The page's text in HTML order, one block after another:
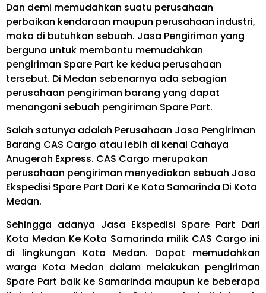
Dan demi memudahkan suatu perusahaan
perbaikan kendaraan maupun perusahaan industri,
maka di butuhkan sebuah. Jasa Pengiriman yang
berguna untuk membantu memudahkan
pengiriman Spare Part ke kedua perusahaan
tersebut. Di Medan sebenarnya ada sebagian
perusahaan pengiriman barang yang dapat
menangani sebuah pengiriman Spare Part.
Salah satunya adalah Perusahaan Jasa Pengiriman
Barang CAS Cargo atau lebih di kenal Cahaya
Anugerah Express. CAS Cargo merupakan
perusahaan pengiriman menyediakan sebuah Jasa
Ekspedisi Spare Part Dari Ke Kota Samarinda Di Kota
Medan.
Sehingga adanya Jasa Ekspedisi Spare Part Dari
Kota Medan Ke Kota Samarinda milik CAS Cargo ini
di lingkungan Kota Medan. Dapat memudahkan
warga Kota Medan dalam melakukan pengiriman
Spare Part baik ke Samarinda maupun ke beberapa